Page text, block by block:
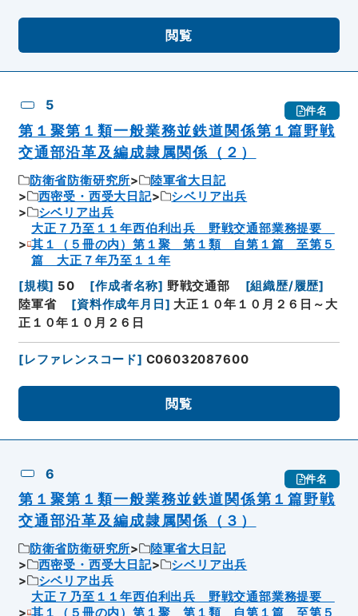
閲覧
5 件名
第１聚第１類一般業務並鉄道関係第１篇野戦
交通部沿革及編成隷属関係（２）
防衛省防衛研究所
陸軍省大日記
西密受・西受大日記
シベリア出兵
シベリア出兵
大正７乃至１１年西伯利出兵 野戦交通部業務提要
其１（５冊の内）第１聚 第１類 自第１篇 至第５
篇 大正７年乃至１１年
[規模] 50 [作成者名称] 野戦交通部 [組織歴/履歴]
陸軍省
[資料作成年月日 ] 大正１０年１０月２６日～大
正１０年１０月２６日
[レファレンスコード] C06032087600
閲覧
6 件名
第１聚第１類一般業務並鉄道関係第１篇野戦
交通部沿革及編成隷属関係（３）
防衛省防衛研究所
陸軍省大日記
西密受・西受大日記
シベリア出兵
シベリア出兵
大正７乃至１１年西伯利出兵 野戦交通部業務提要
其１（５冊の内）第１聚 第１類 自第１篇 至第５